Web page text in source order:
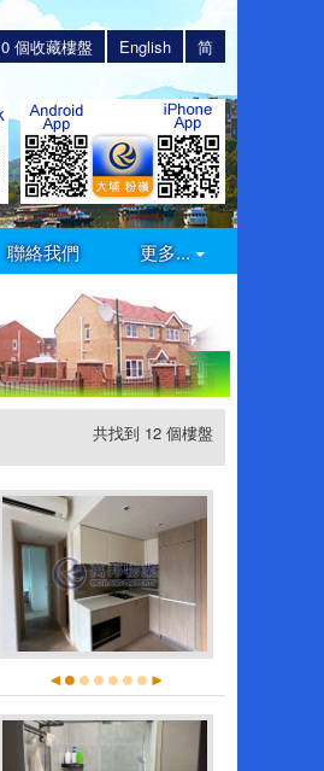
简
English
0 個收藏樓盤
聯絡我們 更多...
共找到 12 個樓盤